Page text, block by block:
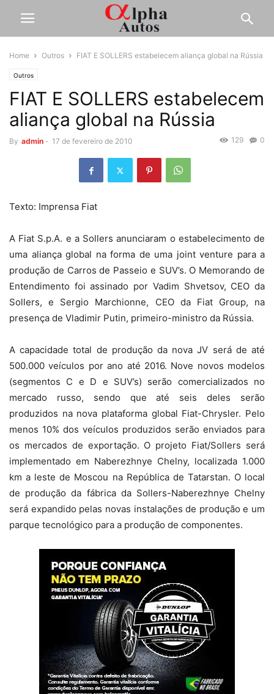
Home Outros FIAT E SOLLERS estabelecem aliança global na Rússia
Outros
FIAT E SOLLERS estabelecem
aliança global na Rússia
By admin - 17 de fevereiro de 2010 0
129
Texto: Imprensa Fiat
A Fiat S.p.A. e a Sollers anunciaram o estabelecimento de
uma aliança global na forma de uma joint venture para a
produção de Carros de Passeio e SUV’s. O Memorando de
Entendimento foi assinado por Vadim Shvetsov, CEO da
Sollers, e Sergio Marchionne, CEO da Fiat Group, na
presença de Vladimir Putin, primeiro-ministro da Rússia.
A capacidade total de produção da nova JV será de até
500.000 veículos por ano até 2016. Nove novos modelos
(segmentos C e D e SUV’s) serão comercializados no
mercado russo, sendo que até seis deles serão
produzidos na nova plataforma global Fiat-Chrysler. Pelo
menos 10% dos veículos produzidos serão enviados para
os mercados de exportação. O projeto Fiat/Sollers será
implementado em Naberezhnye Chelny, localizada 1.000
km a leste de Moscou na República de Tatarstan. O local
de produção da fábrica da Sollers-Naberezhnye Chelny
será expandido pelas novas instalações de produção e um
parque tecnológico para a produção de componentes.